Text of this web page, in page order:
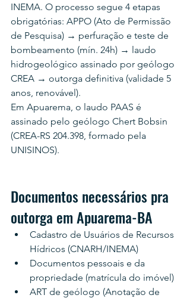
INEMA. O processo segue 4 etapas
obrigatórias: APPO (Ato de Permissão
de Pesquisa) → perfuração e teste de
bombeamento (mín. 24h) → laudo
hidrogeológico assinado por geólogo
CREA → outorga definitiva (validade 5
anos, renovável).
Em Apuarema, o laudo PAAS é
assinado pelo geólogo Chert Bobsin
(CREA-RS 204.398, formado pela
UNISINOS).
Documentos necessários pra
outorga em Apuarema-BA
Cadastro de Usuários de Recursos
Hídricos (CNARH/INEMA)
Documentos pessoais e da
propriedade (matrícula do imóvel)
ART de geólogo (Anotação de